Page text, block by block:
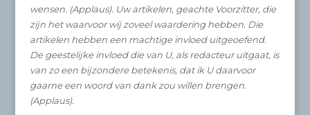
wensen. (Applaus). Uw artikelen, geachte Voorzitter, die
zijn het waarvoor wij zoveel waardering hebben. Die
artikelen hebben een machtige invloed uitgeoefend.
De geestelijke invloed die van U, als redacteur uitgaat, is
van zo een bijzondere betekenis, dat ik U daarvoor
gaarne een woord van dank zou willen brengen.
(Applaus).